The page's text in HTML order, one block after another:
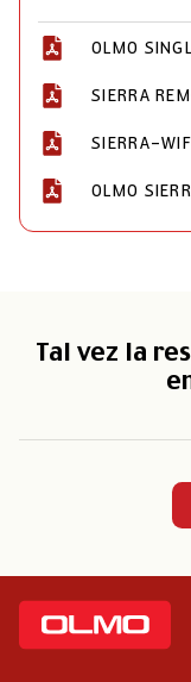
OLMO
SIERRA
SIERRA-
OLMO
Tal vez la